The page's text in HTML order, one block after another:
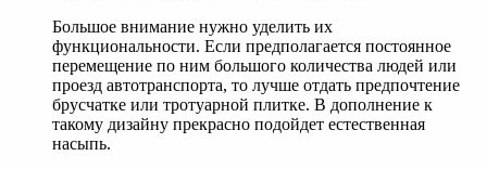
Большое внимание нужно уделить их
функциональности. Если предполагается постоянное
перемещение по ним большого количества людей или
проезд автотранспорта, то лучше отдать предпочтение
брусчатке или тротуарной плитке. В дополнение к
такому дизайну прекрасно подойдет естественная
насыпь.